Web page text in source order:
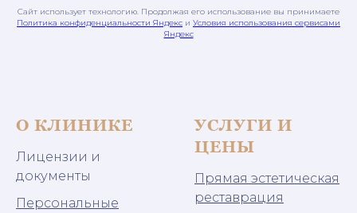
Сайт использует технологию. Продолжая его использование вы принимаете
Политика конфиденциальности Яндекс и Условия использования сервисами
Яндекс
О КЛИНИКЕ
Лицензии и
документы
Персональные
УСЛУГИ И
ЦЕНЫ
Прямая эстетическая
реставрация